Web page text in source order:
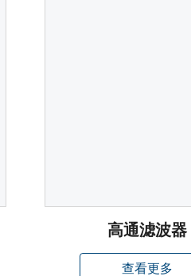
高通滤波器
查看更多